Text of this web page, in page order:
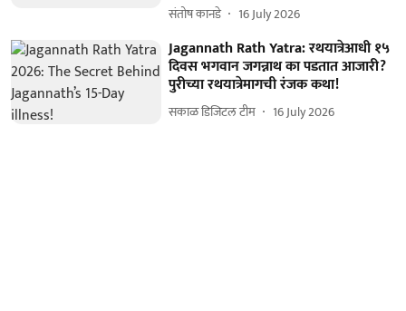
संतोष कानडे 16 July 2026
Jagannath Rath Yatra: रथयात्रेआधी १५
दिवस भगवान जगन्नाथ का पडतात आजारी?
पुरीच्या रथयात्रेमागची रंजक कथा!
सकाळ डिजिटल टीम 16 July 2026